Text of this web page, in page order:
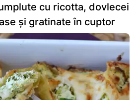
cu ricotta, dovlecei
și gratinate în cuptor